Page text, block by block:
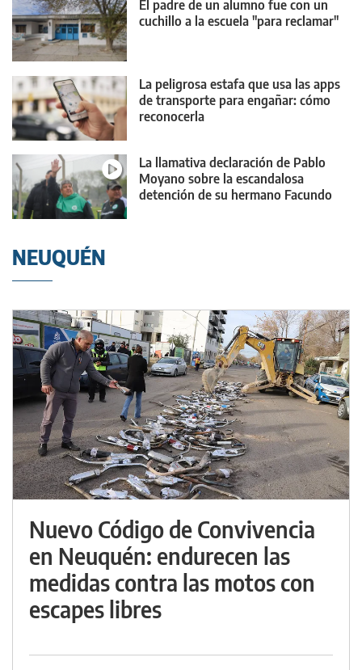
El padre de un alumno fue con un
cuchillo a la escuela "para reclamar"
La peligrosa estafa que usa las apps
de transporte para engañar: cómo
reconocerla
La llamativa declaración de Pablo
Moyano sobre la escandalosa
detención de su hermano Facundo
NEUQUÉN
Nuevo Código de Convivencia
en Neuquén: endurecen las
medidas contra las motos con
escapes libres